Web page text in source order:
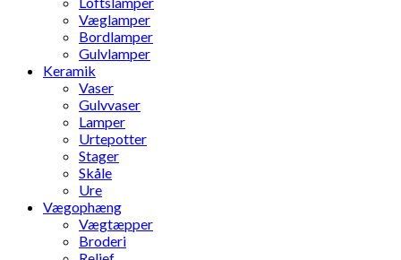
Væglamper
Bordlamper
Gulvlamper
Keramik
Vaser
Gulvvaser
Lamper
Urtepotter
Stager
Skåle
Ure
Vægophæng
Vægtæpper
Broderi